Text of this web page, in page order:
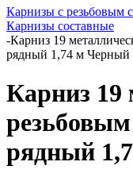
Карнизы с резьбовым
Карнизы составные
-Карниз 19
рядный 1,74 м Черный
Карниз 19
рядный